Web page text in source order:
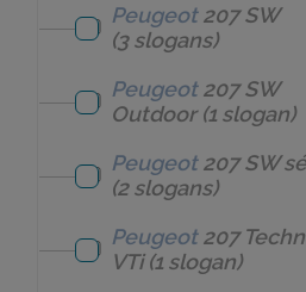
Peugeot 207 SW
(3 slogans)
Peugeot 207 SW
Outdoor(1 slogan)
Peugeot 207 SW
(2 slogans)
Peugeot 207
VTi(1 slogan)